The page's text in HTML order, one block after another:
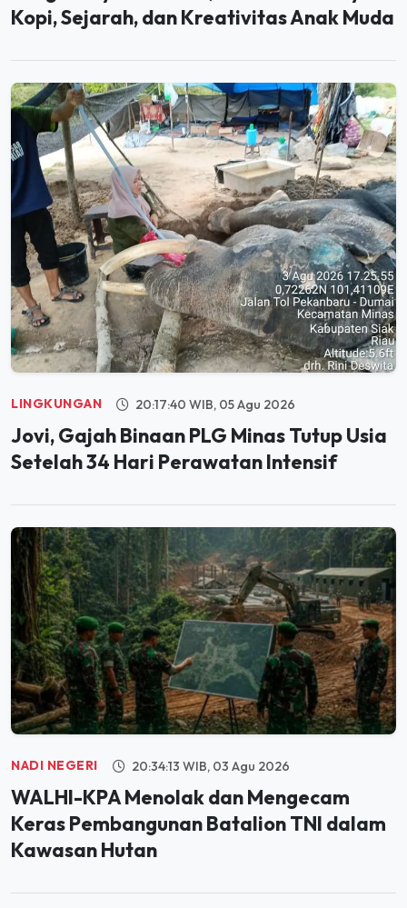
LINGKUNGAN 20:17:40 WIB, 05 Agu 2026
Jovi, Gajah Binaan PLG Minas Tutup Usia
Setelah 34 Hari Perawatan Intensif
NADI NEGERI 20:34:13 WIB, 03 Agu 2026
WALHI-KPA Menolak dan Mengecam
Keras Pembangunan Batalion TNI dalam
Kawasan Hutan